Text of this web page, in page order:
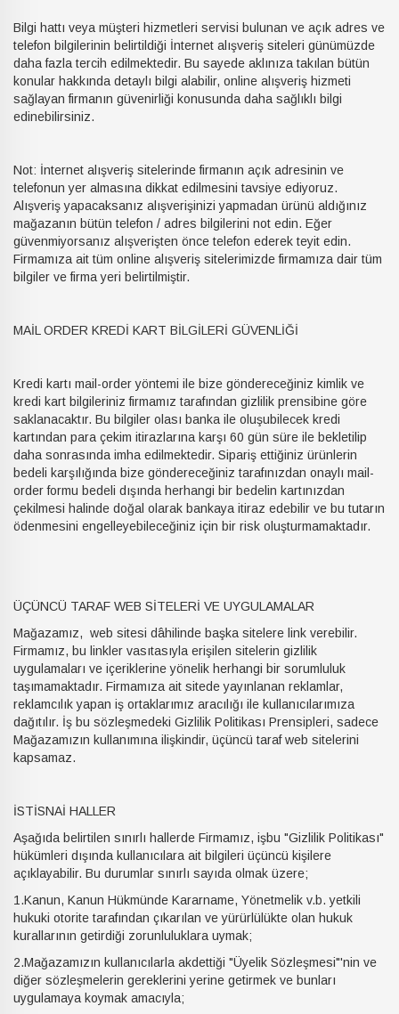
Bilgi hattı veya müşteri hizmetleri servisi bulunan ve açık adres ve
telefon bilgilerinin belirtildiği İnternet alışveriş siteleri günümüzde
daha fazla tercih edilmektedir. Bu sayede aklınıza takılan bütün
konular hakkında detaylı bilgi alabilir, online alışveriş hizmeti
sağlayan firmanın güvenirliği konusunda daha sağlıklı bilgi
edinebilirsiniz.
Not: İnternet alışveriş sitelerinde firmanın açık adresinin ve
telefonun yer almasına dikkat edilmesini tavsiye ediyoruz.
Alışveriş yapacaksanız alışverişinizi yapmadan ürünü aldığınız
mağazanın bütün telefon / adres bilgilerini not edin. Eğer
güvenmiyorsanız alışverişten önce telefon ederek teyit edin.
Firmamıza ait tüm online alışveriş sitelerimizde firmamıza dair tüm
bilgiler ve firma yeri belirtilmiştir.
MAİL ORDER KREDİ KART BİLGİLERİ GÜVENLİĞİ
Kredi kartı mail-order yöntemi ile bize göndereceğiniz kimlik ve
kredi kart bilgileriniz firmamız tarafından gizlilik prensibine göre
saklanacaktır. Bu bilgiler olası banka ile oluşubilecek kredi
kartından para çekim itirazlarına karşı 60 gün süre ile bekletilip
daha sonrasında imha edilmektedir. Sipariş ettiğiniz ürünlerin
bedeli karşılığında bize göndereceğiniz tarafınızdan onaylı mail-
order formu bedeli dışında herhangi bir bedelin kartınızdan
çekilmesi halinde doğal olarak bankaya itiraz edebilir ve bu tutarın
ödenmesini engelleyebileceğiniz için bir risk oluşturmamaktadır.
ÜÇÜNCÜ TARAF WEB SİTELERİ VE UYGULAMALAR
Mağazamız, web sitesi dâhilinde başka sitelere link verebilir.
Firmamız, bu linkler vasıtasıyla erişilen sitelerin gizlilik
uygulamaları ve içeriklerine yönelik herhangi bir sorumluluk
taşımamaktadır. Firmamıza ait sitede yayınlanan reklamlar,
reklamcılık yapan iş ortaklarımız aracılığı ile kullanıcılarımıza
dağıtılır. İş bu sözleşmedeki Gizlilik Politikası Prensipleri, sadece
Mağazamızın kullanımına ilişkindir, üçüncü taraf web sitelerini
kapsamaz.
İSTİSNAİ HALLER
Aşağıda belirtilen sınırlı hallerde Firmamız, işbu "Gizlilik Politikası"
hükümleri dışında kullanıcılara ait bilgileri üçüncü kişilere
açıklayabilir. Bu durumlar sınırlı sayıda olmak üzere;
1.Kanun, Kanun Hükmünde Kararname, Yönetmelik v.b. yetkili
hukuki otorite tarafından çıkarılan ve yürürlülükte olan hukuk
kurallarının getirdiği zorunluluklara uymak;
2.Mağazamızın kullanıcılarla akdettiği "Üyelik Sözleşmesi"'nin ve
diğer sözleşmelerin gereklerini yerine getirmek ve bunları
uygulamaya koymak amacıyla;